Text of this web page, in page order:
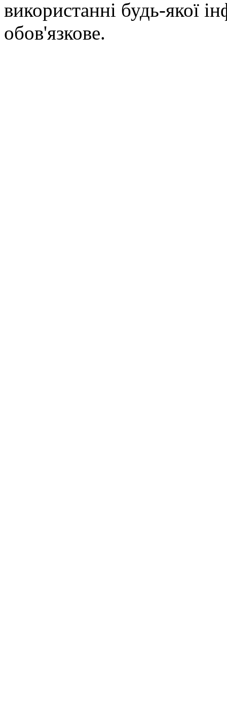
використанні будь-якої
обов'язкове.